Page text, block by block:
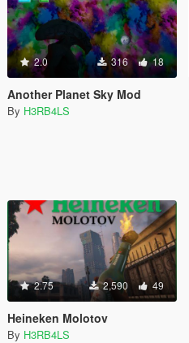
2.0 316 18
Another Planet Sky Mod
By H3RB4LS
2.75 2,590 49
Heineken Molotov
By H3RB4LS